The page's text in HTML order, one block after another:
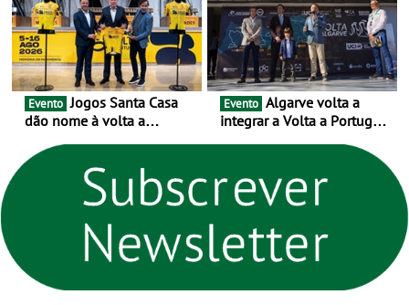
Evento Jogos Santa Casa
dão nome à volta a
um novo ciclo da prova
rumo ao centenário - Volta
a Portugal em Bicicleta
estará na estrada entre 5 e
16 de agosto
Evento
integrar a Volta a Portugal